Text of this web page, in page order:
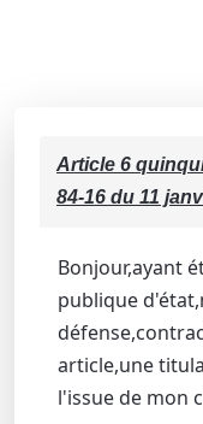
Article 6
84-16 du 11
Bonjour,ayant
publique
article,une
l'issue de mon